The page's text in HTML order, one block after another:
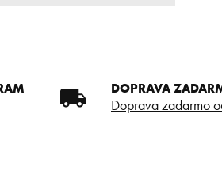
DOPRAVA
Doprava zadarmo